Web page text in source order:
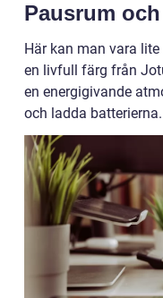
Pausrum
Här kan man vara
en livfull färg från
en energigivande
och ladda batterierna.